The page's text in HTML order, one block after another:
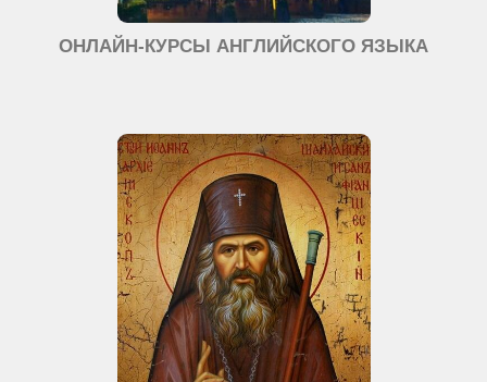
ОНЛАЙН-КУРСЫ АНГЛИЙСКОГО ЯЗЫКА